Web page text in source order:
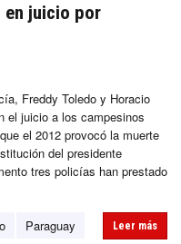
en juicio por
Freddy Toledo y Horacio
el juicio a los campesinos
el 2012 provocó la muerte
del presidente
tres policías han prestado
Paraguay Leer más